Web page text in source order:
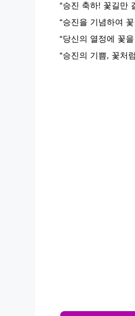
“승진 축하! 꽃길만
“승진을 기념하여
“당신의 열정에 꽃
“승진의 기쁨, 꽃처